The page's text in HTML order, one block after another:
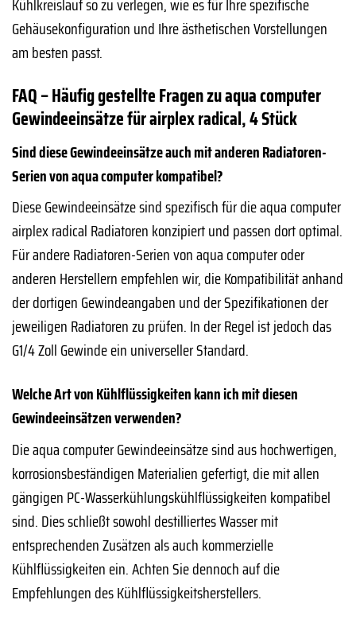
Kühlkreislauf so zu verlegen, wie es für Ihre spezifische
Gehäusekonfiguration und Ihre ästhetischen Vorstellungen
am besten passt.
FAQ – Häufig gestellte Fragen zu aqua computer
Gewindeeinsätze für airplex radical, 4 Stück
Sind diese Gewindeeinsätze auch mit anderen Radiatoren-
Serien von aqua computer kompatibel?
Diese Gewindeeinsätze sind spezifisch für die aqua computer
airplex radical Radiatoren konzipiert und passen dort optimal.
Für andere Radiatoren-Serien von aqua computer oder
anderen Herstellern empfehlen wir, die Kompatibilität anhand
der dortigen Gewindeangaben und der Spezifikationen der
jeweiligen Radiatoren zu prüfen. In der Regel ist jedoch das
G1/4 Zoll Gewinde ein universeller Standard.
Welche Art von Kühlflüssigkeiten kann ich mit diesen
Gewindeeinsätzen verwenden?
Die aqua computer Gewindeeinsätze sind aus hochwertigen,
korrosionsbeständigen Materialien gefertigt, die mit allen
gängigen PC-Wasserkühlungskühlflüssigkeiten kompatibel
sind. Dies schließt sowohl destilliertes Wasser mit
entsprechenden Zusätzen als auch kommerzielle
Kühlflüssigkeiten ein. Achten Sie dennoch auf die
Empfehlungen des Kühlflüssigkeitsherstellers.